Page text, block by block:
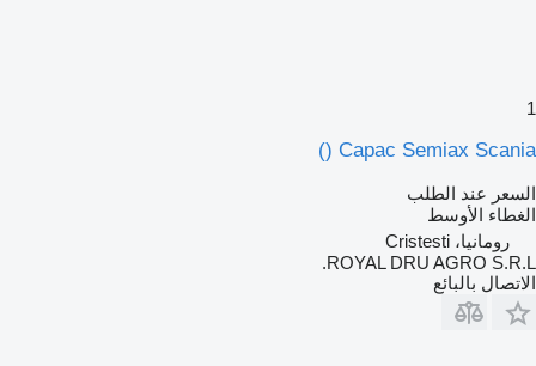
1
Capac Semiax Scania ()
السعر عند الطلب
الغطاء الأوسط
رومانيا، Cristesti
ROYAL DRU AGRO S.R.L.
الاتصال بالبائع